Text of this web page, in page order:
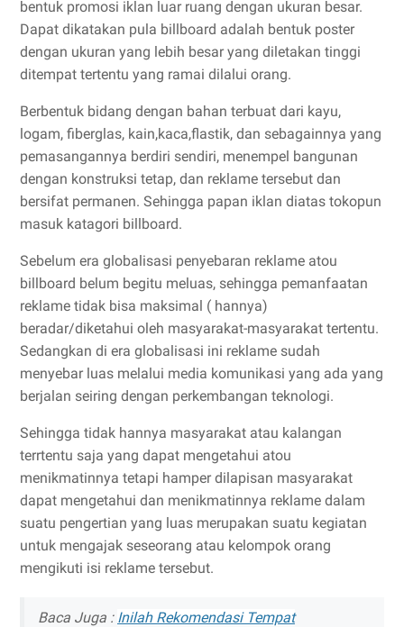
bentuk promosi iklan luar ruang dengan ukuran besar.
Dapat dikatakan pula billboard adalah bentuk poster
dengan ukuran yang lebih besar yang diletakan tinggi
ditempat tertentu yang ramai dilalui orang.
Berbentuk bidang dengan bahan terbuat dari kayu,
logam, fiberglas, kain,kaca,flastik, dan sebagainnya yang
pemasangannya berdiri sendiri, menempel bangunan
dengan konstruksi tetap, dan reklame tersebut dan
bersifat permanen. Sehingga papan iklan diatas tokopun
masuk katagori billboard.
Sebelum era globalisasi penyebaran reklame atou
billboard belum begitu meluas, sehingga pemanfaatan
reklame tidak bisa maksimal ( hannya)
beradar/diketahui oleh masyarakat-masyarakat tertentu.
Sedangkan di era globalisasi ini reklame sudah
menyebar luas melalui media komunikasi yang ada yang
berjalan seiring dengan perkembangan teknologi.
Sehingga tidak hannya masyarakat atau kalangan
terrtentu saja yang dapat mengetahui atou
menikmatinnya tetapi hamper dilapisan masyarakat
dapat mengetahui dan menikmatinnya reklame dalam
suatu pengertian yang luas merupakan suatu kegiatan
untuk mengajak seseorang atau kelompok orang
mengikuti isi reklame tersebut.
Baca Juga : Inilah Rekomendasi Tempat